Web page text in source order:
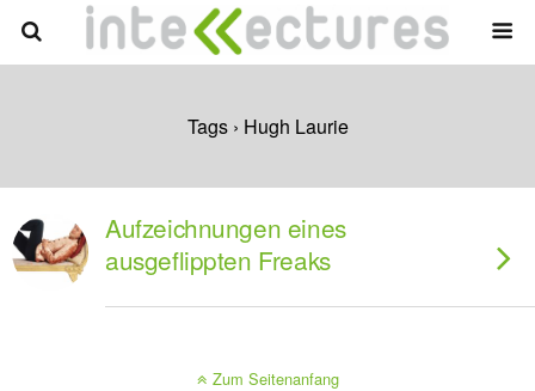
Tags › Hugh Laurie
Aufzeichnungen eines
ausgeflippten Freaks
Zum Seitenanfang